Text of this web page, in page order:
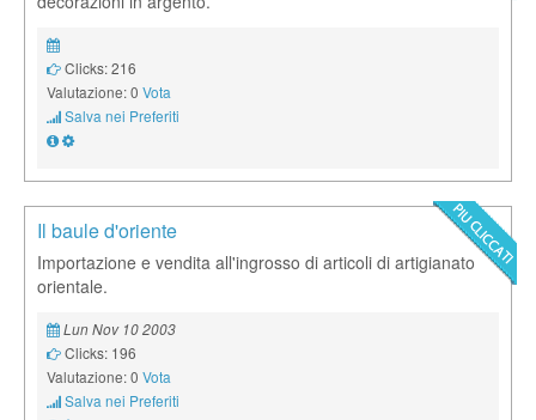
Clicks: 216
Valutazione: 0 Vota
Salva nei Preferiti
Il baule d'oriente
Importazione e vendita all'ingrosso di articoli di artigianato
orientale.
Lun Nov 10 2003
Clicks: 196
Valutazione: 0 Vota
Salva nei Preferiti